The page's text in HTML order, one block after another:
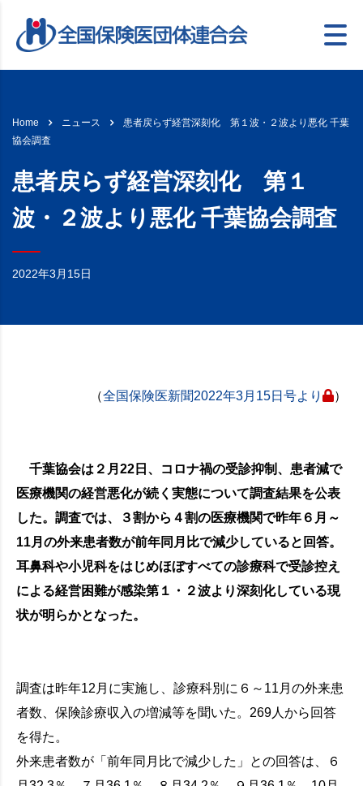
Home ニュース
患者戻らず経営深刻化 第１波・２波より悪化 千葉
協会調査
患者戻らず経営深刻化 第１
波・２波より悪化 千葉協会調査
2022年3月15日
（全国保険医新聞2022年3月15日号より ）
千葉協会は２月22日、コロナ禍の受診抑制、患者減で
医療機関の経営悪化が続く実態について調査結果を公表
した。調査では、３割から４割の医療機関で昨年６月～
11月の外来患者数が前年同月比で減少していると回答。
耳鼻科や小児科をはじめほぼすべての診療科で受診控え
による経営困難が感染第１・２波より深刻化している現
状が明らかとなった。
調査は昨年12月に実施し、診療科別に６～11月の外来患
者数、保険診療収入の増減等を聞いた。269人から回答
を得た。
外来患者数が「前年同月比で減少した」との回答は、６